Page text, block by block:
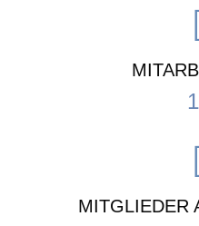
MITGLIEDER